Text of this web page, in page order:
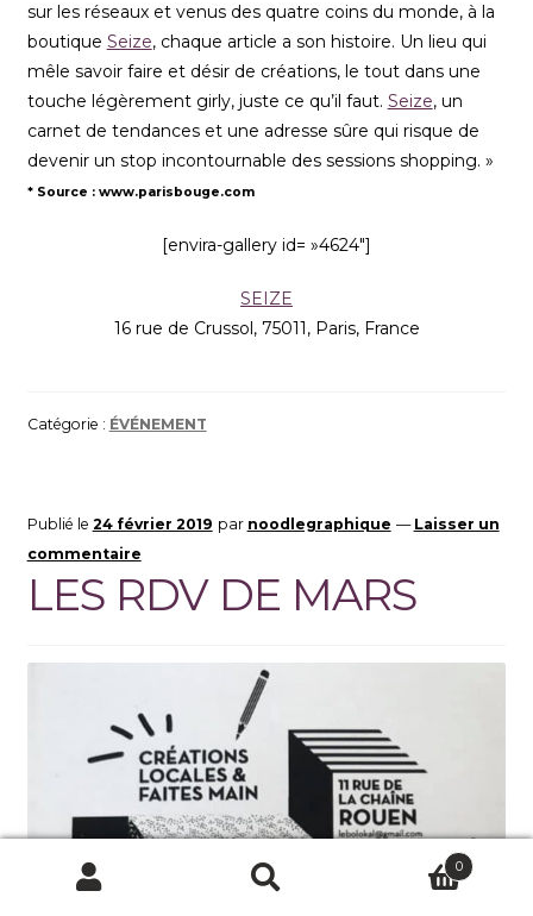
sur les réseaux et venus des quatre coins du monde, à la
boutique Seize, chaque article a son histoire. Un lieu qui
mêle savoir faire et désir de créations, le tout dans une
touche légèrement girly, juste ce qu’il faut. Seize, un
carnet de tendances et une adresse sûre qui risque de
devenir un stop incontournable des sessions shopping. »
* Source : www.parisbouge.com
[envira-gallery id= »4624″]
SEIZE
16 rue de Crussol, 75011, Paris, France
Catégorie : ÉVÉNEMENT
Publié le 24 février 2019 par noodlegraphique — Laisser un
commentaire
LES RDV DE MARS
0